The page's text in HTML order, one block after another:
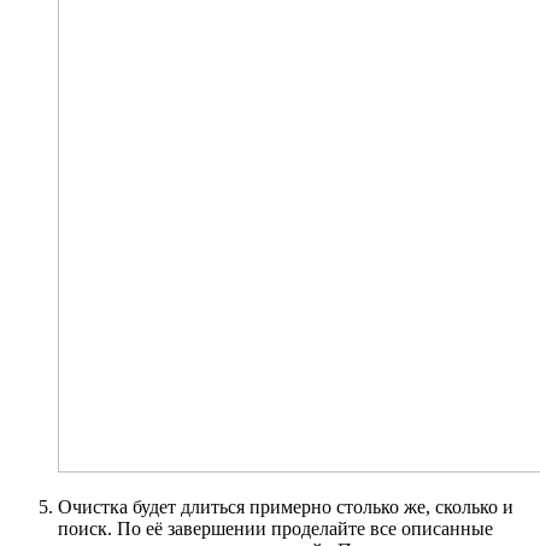
Очистка будет длиться примерно столько же, сколько и
поиск. По её завершении проделайте все описанные